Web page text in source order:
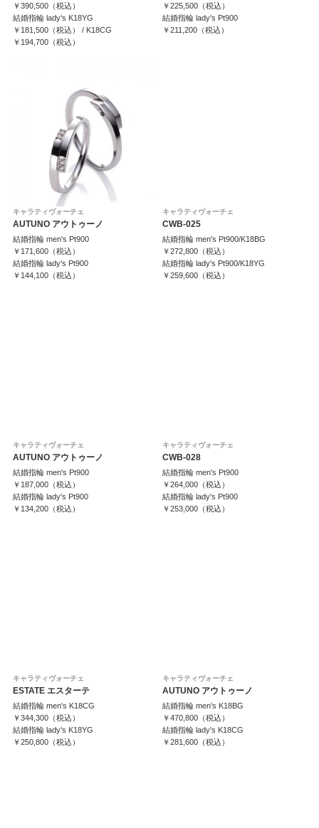
￥390,500（税込）
結婚指輪 lady's K18YG
￥181,500（税込） / K18CG
￥194,700（税込）
￥225,500（税込）
結婚指輪 lady's Pt900
￥211,200（税込）
キャラティヴォーチェ
AUTUNO アウトゥーノ
結婚指輪 men's Pt900
￥171,600（税込）
結婚指輪 lady's Pt900
￥144,100（税込）
キャラティヴォーチェ
CWB-025
結婚指輪 men's Pt900/K18BG
￥272,800（税込）
結婚指輪 lady's Pt900/K18YG
￥259,600（税込）
キャラティヴォーチェ
AUTUNO アウトゥーノ
結婚指輪 men's Pt900
￥187,000（税込）
結婚指輪 lady's Pt900
￥134,200（税込）
キャラティヴォーチェ
CWB-028
結婚指輪 men's Pt900
￥264,000（税込）
結婚指輪 lady's Pt900
￥253,000（税込）
キャラティヴォーチェ
ESTATE エスターテ
結婚指輪 men's K18CG
￥344,300（税込）
結婚指輪 lady's K18YG
￥250,800（税込）
キャラティヴォーチェ
AUTUNO アウトゥーノ
結婚指輪 men's K18BG
￥470,800（税込）
結婚指輪 lady's K18CG
￥281,600（税込）